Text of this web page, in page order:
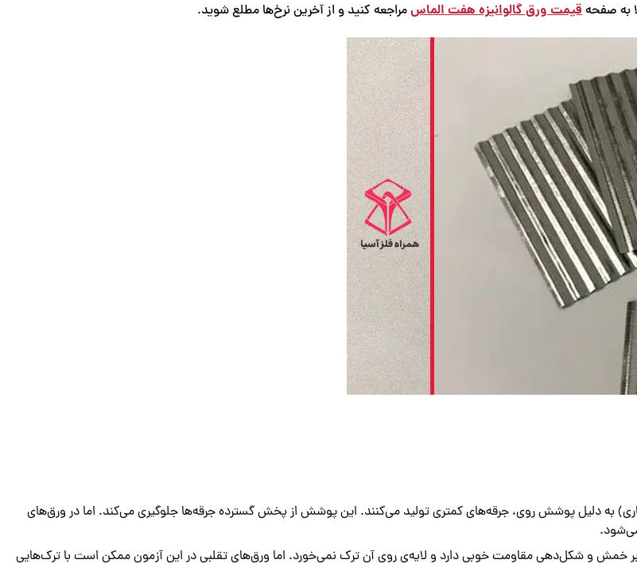
به صفحهقیمت ورق گالوانیزه هفت الماسمراجعه کنید و از آخرین نرخ‌ها مطلع شوید.
به دلیل پوشش روی، جرقه‌های کمتری تولید می‌کنند. این پوشش از پخش گسترده جرقه‌ها جلوگیری می‌کند. اما در ورق‌های
و شکل‌دهی مقاومت خوبی دارد و لایه‌ی روی آن ترک نمی‌خورد. اما ورق‌های تقلبی در این آزمون ممکن است با ترک‌هایی